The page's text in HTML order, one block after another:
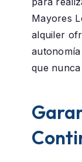
Mayores
alquiler
que